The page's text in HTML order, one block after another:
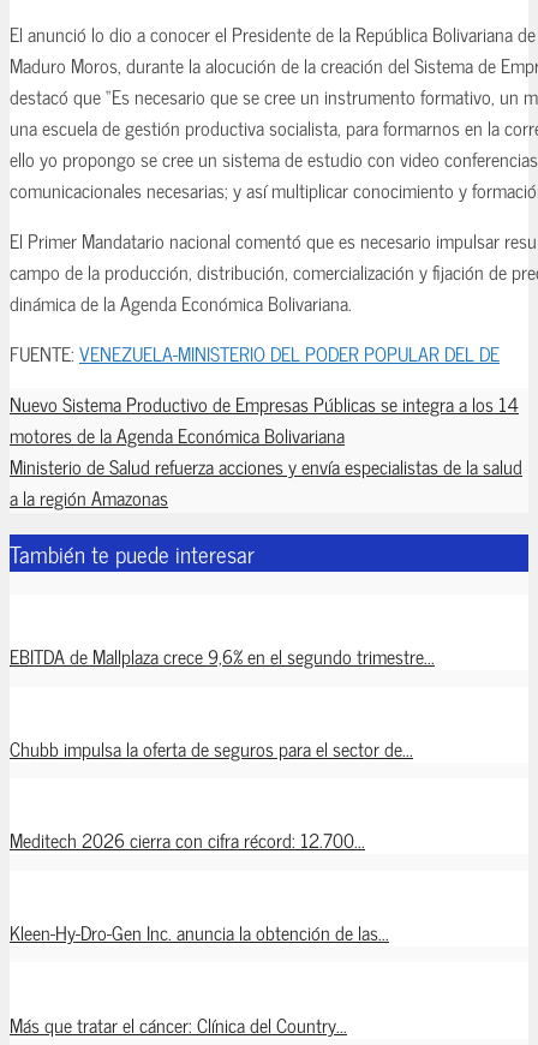
El anunció lo dio a conocer el Presidente de la República Bolivariana
Maduro Moros, durante la alocución de la creación del Sistema de
destacó que “Es necesario que se cree un instrumento formativo, un
una escuela de gestión productiva socialista, para formarnos en la
ello yo propongo se cree un sistema de estudio con video
comunicacionales necesarias; y así multiplicar conocimiento y
El Primer Mandatario nacional comentó que es necesario impulsar
campo de la producción, distribución, comercialización y fijación de
dinámica de la Agenda Económica Bolivariana.
FUENTE:VENEZUELA-MINISTERIO DEL PODER POPULAR DEL DE
Nuevo Sistema Productivo de Empresas Públicas se integra a los 14
motores de la Agenda Económica Bolivariana
Ministerio de Salud refuerza acciones y envía especialistas de la salud
a la región Amazonas
También te puede interesar
EBITDA de Mallplaza crece 9,6% en el segundo trimestre...
Chubb impulsa la oferta de seguros para el sector de...
Meditech 2026 cierra con cifra récord: 12.700...
Kleen-Hy-Dro-Gen Inc. anuncia la obtención de las...
Más que tratar el cáncer: Clínica del Country...